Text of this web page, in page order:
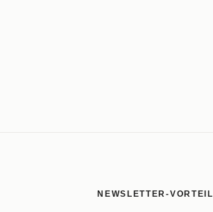
NEWSLETTER-VORTEIL